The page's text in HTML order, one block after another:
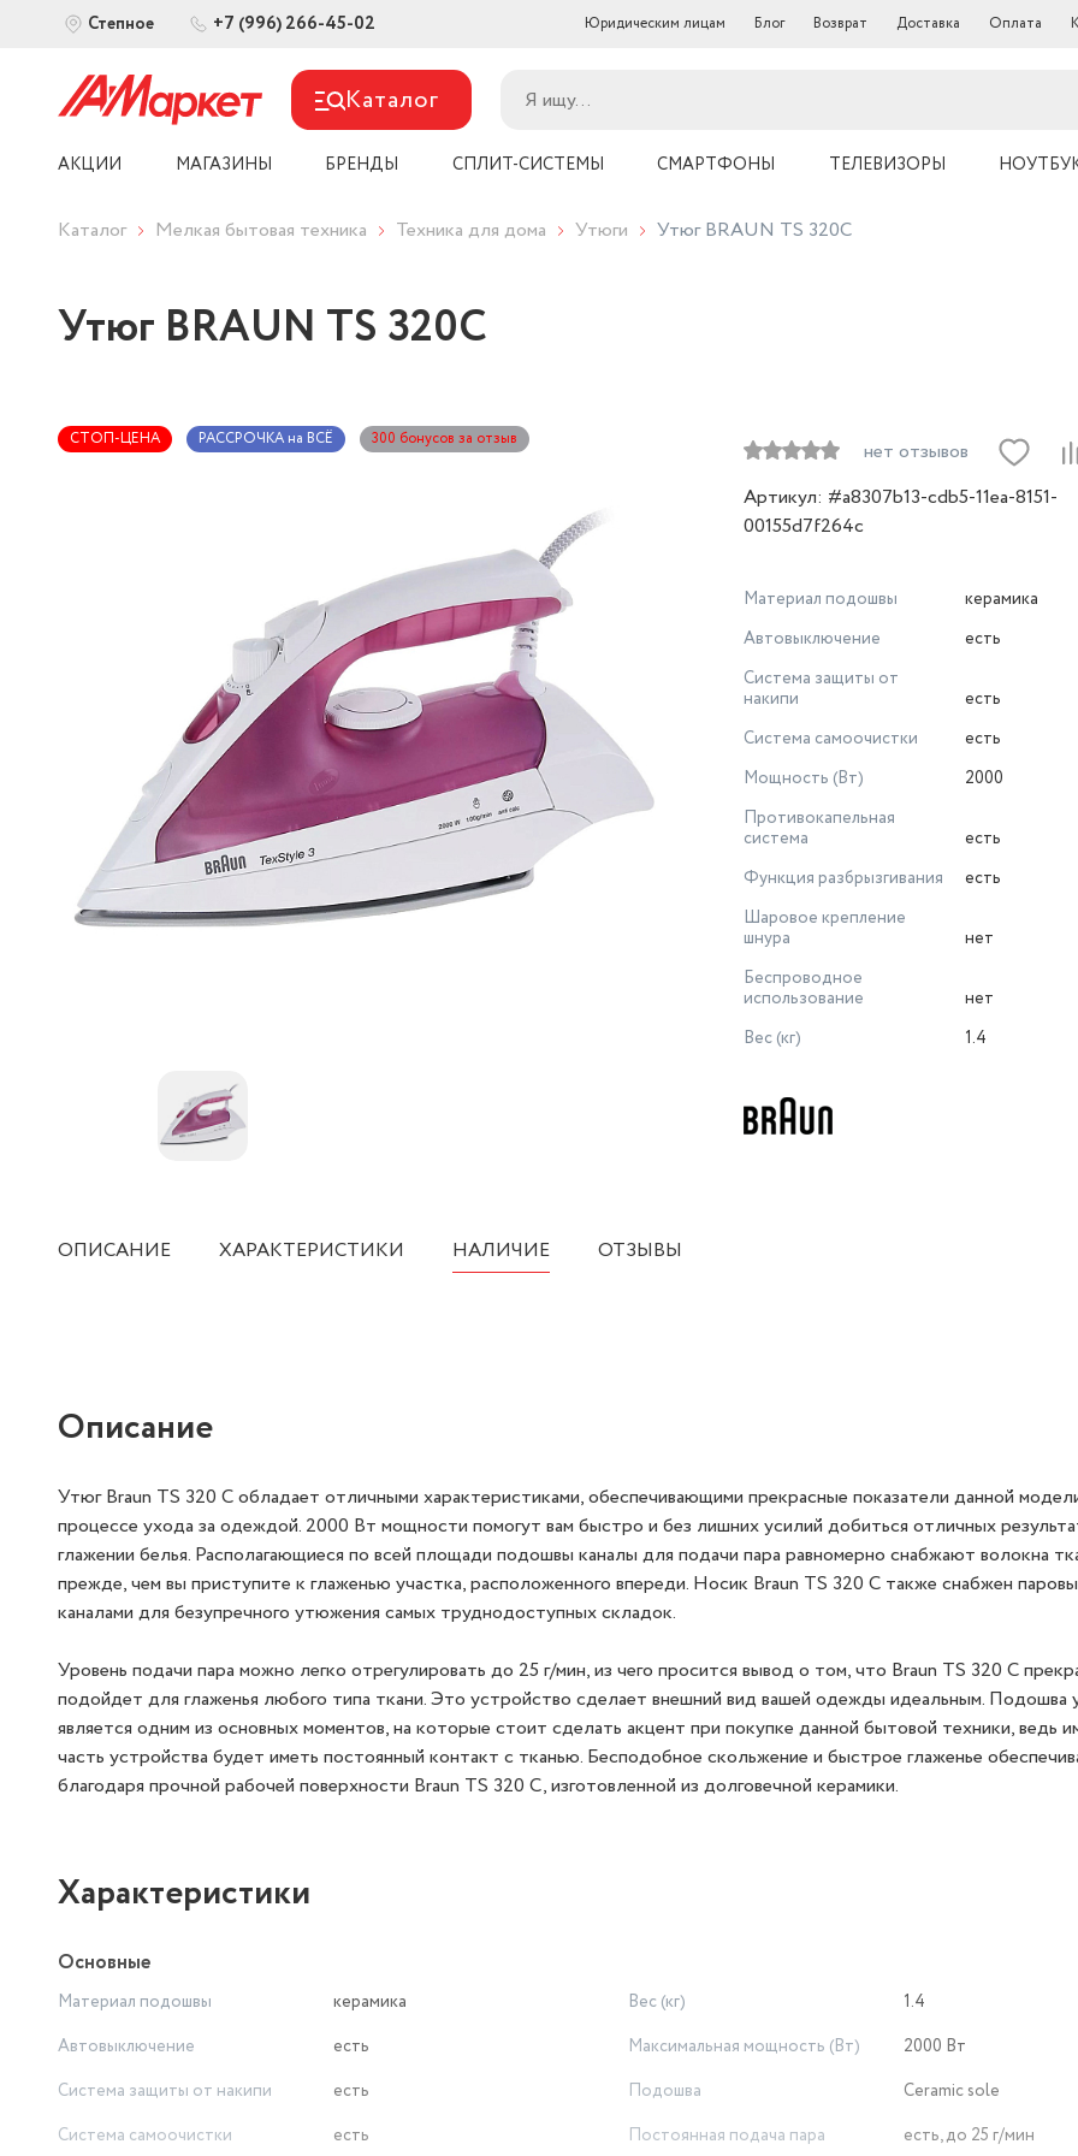
Степное +7 (996) 266-45-02 Юридическим лицам Блог Возврат Доставка Оплата
Каталог
АКЦИИ МАГАЗИНЫ БРЕНДЫ СПЛИТ-СИСТЕМЫ СМАРТФОНЫ ТЕЛЕВИЗОРЫ
Каталог Мелкая бытовая техника Техника для дома Утюги Утюг BRAUN TS 320С
Утюг BRAUN TS 320С
СТОП-ЦЕНА РАССРОЧКА на ВСЁ 300 бонусов за отзыв
нет отзывов
Артикул: #a8307b13-cdb5-11ea-8151-
00155d7f264c
Материал подошвы
керамика
Автовыключение
есть
Система защиты от
накипи
есть
Система самоочистки
есть
Мощность (Вт)
2000
Противокапельная
система
есть
Функция разбрызгивания
есть
Шаровое крепление
шнура
нет
Беспроводное
использование
нет
Вес (кг)
1.4
ОПИСАНИЕ ХАРАКТЕРИСТИКИ НАЛИЧИЕ ОТЗЫВЫ
Описание
Утюг Braun TS 320 C обладает отличными характеристиками, обеспечивающими прекрасные показатели данной
процессе ухода за одеждой. 2000 Вт мощности помогут вам быстро и без лишних усилий добиться отличных
глажении белья. Располагающиеся по всей площади подошвы каналы для подачи пара равномерно снабжают волокна
прежде, чем вы приступите к глаженью участка, расположенного впереди. Носик Braun TS 320 C также снабжен
каналами для безупречного утюжения самых труднодоступных складок.
Уровень подачи пара можно легко отрегулировать до 25 г/мин, из чего просится вывод о том, что Braun TS 320 C
подойдет для глаженья любого типа ткани. Это устройство сделает внешний вид вашей одежды идеальным. Подошва
является одним из основных моментов, на которые стоит сделать акцент при покупке данной бытовой техники, ведь
часть устройства будет иметь постоянный контакт с тканью. Бесподобное скольжение и быстрое глаженье
благодаря прочной рабочей поверхности Braun TS 320 C, изготовленной из долговечной керамики.
Характеристики
Основные
Материал подошвы
керамика
Автовыключение
есть
Система защиты от накипи
есть
Система самоочистки
есть
Вес (кг)
1.4
Максимальная мощность (Вт)
2000 Вт
Подошва
Ceramic sole
Постоянная подача пара
есть, до 25 г/мин